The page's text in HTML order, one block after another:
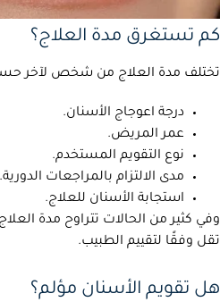
كم تستغرق مدة العلاج؟
تختلف مدة العلاج من شخص لآخر
درجة اعوجاج الأسنان.
عمر المريض.
نوع التقويم المستخدم.
مدى الالتزام بالمراجعات الدورية.
استجابة الأسنان للعلاج.
وفي كثير من الحالات تتراوح مدة
تقل وفقًا لتقييم الطبيب.
هل تقويم الأسنان مؤلم؟